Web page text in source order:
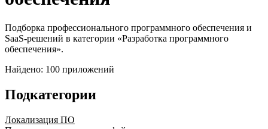
Подборка профессионального программного обеспечения и
SaaS-решений в категории «Разработка программного
обеспечения».
Найдено: 100 приложений
Подкатегории
Локализация ПО